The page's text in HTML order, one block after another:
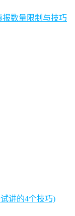
目数量及备考策